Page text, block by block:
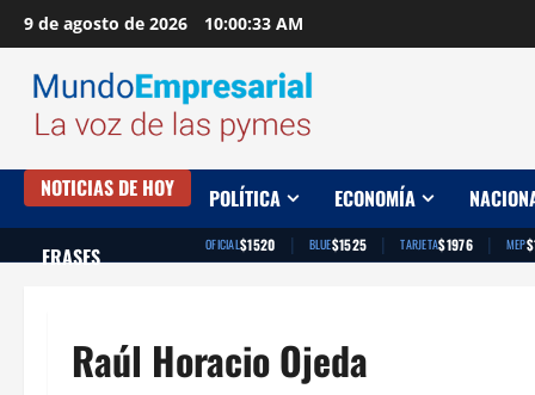
Saltar
al
contenido
9 de agosto de 2026 10:00:34 AM
NOTICIAS DE HOY POLÍTICA ECONOMÍA
FRASES OFICIAL$1520 | BLUE$1525 | TARJETA$1976 | MEP
Raúl Horacio Ojeda